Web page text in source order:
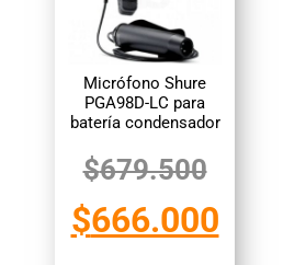
Micrófono Shure
PGA98D-LC para
batería condensador
$679.500
$666.000